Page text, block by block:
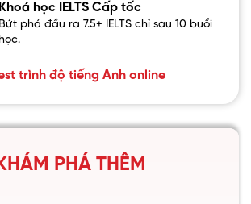
Khoá học IELTS Cấp tốc
Bứt phá đầu ra 7.5+ IELTS chỉ sau 10 buổi
học.
trình độ tiếng Anh online
PHÁ THÊM